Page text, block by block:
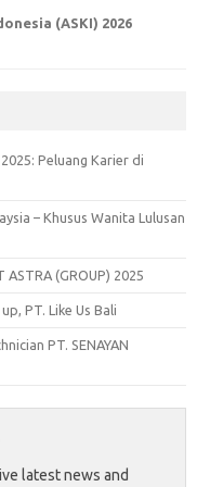
(ASKI) 2026
Peluang Karier di
– Khusus Wanita Lulusan
ASTRA (GROUP) 2025
PT. Like Us Bali
PT. SENAYAN
latest news and